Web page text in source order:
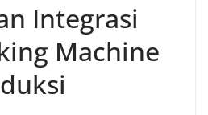
Integrasi
Machine